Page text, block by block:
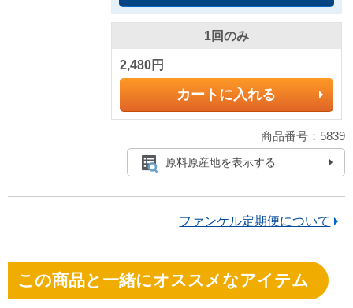
1回のみ
2,480円
カートに入れる
商品番号：5839
原料原産地を表示する
ファンケル定期便について
この商品と一緒にオススメなアイテム